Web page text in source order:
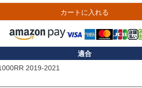
カートに入れる
適合
2019-2021